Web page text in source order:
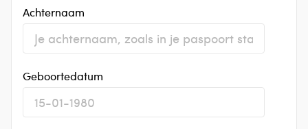
Achternaam
Geboortedatum